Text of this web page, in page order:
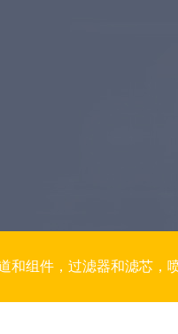
和组件，过滤器和滤芯，